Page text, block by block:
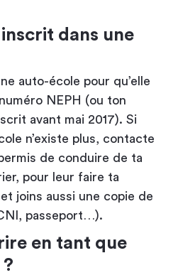
dans une
auto-école pour qu’elle
NEPH (ou ton
avant mai 2017). Si
n’existe plus, contacte
de conduire de ta
pour leur faire ta
joins aussi une copie de
passeport…).
en tant que